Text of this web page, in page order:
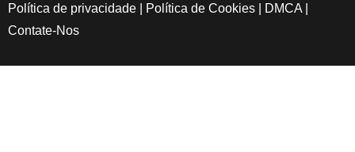
Política de privacidade
Política de Cookies DMCA
Contate-Nos